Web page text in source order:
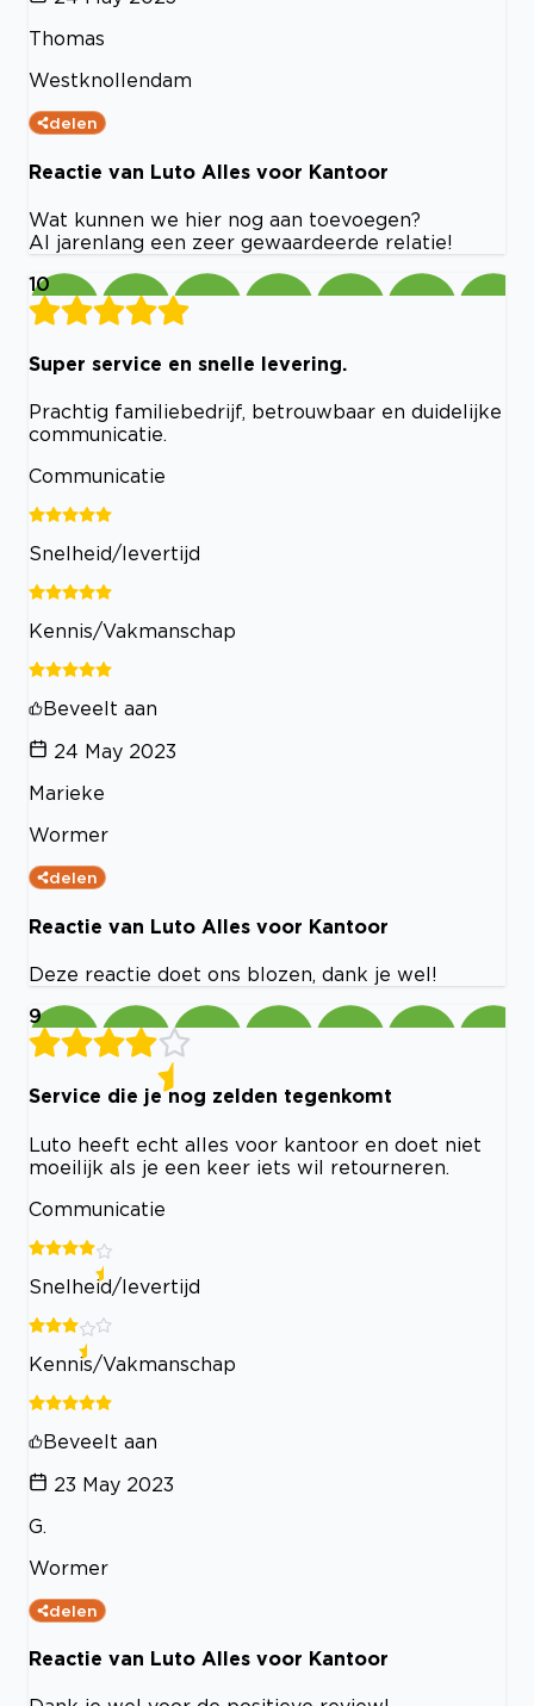
Thomas
Westknollendam
delen
Reactie van Luto Alles voor Kantoor
Wat kunnen we hier nog aan toevoegen?
Al jarenlang een zeer gewaardeerde relatie!
10
Super service en snelle levering.
Prachtig familiebedrijf, betrouwbaar en duidelijke
communicatie.
Communicatie
Snelheid/levertijd
Kennis/Vakmanschap
Beveelt aan
24 May 2023
Marieke
Wormer
delen
Reactie van Luto Alles voor Kantoor
Deze reactie doet ons blozen, dank je wel!
9
Service die je nog zelden tegenkomt
Luto heeft echt alles voor kantoor en doet niet
moeilijk als je een keer iets wil retourneren.
Communicatie
Snelheid/levertijd
Kennis/Vakmanschap
Beveelt aan
23 May 2023
G.
Wormer
delen
Reactie van Luto Alles voor Kantoor